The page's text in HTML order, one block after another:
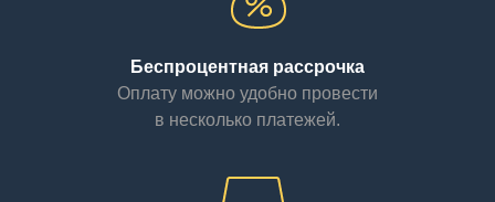
Беспроцентная рассрочка
Оплату можно удобно провести
в несколько платежей.